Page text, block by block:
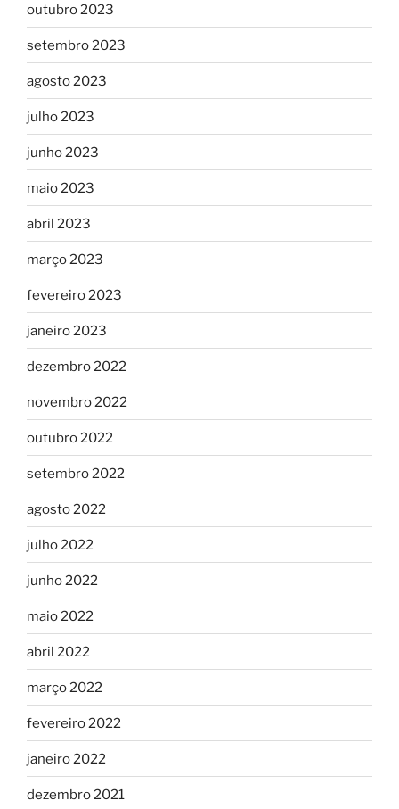
outubro 2023
setembro 2023
agosto 2023
julho 2023
junho 2023
maio 2023
abril 2023
março 2023
fevereiro 2023
janeiro 2023
dezembro 2022
novembro 2022
outubro 2022
setembro 2022
agosto 2022
julho 2022
junho 2022
maio 2022
abril 2022
março 2022
fevereiro 2022
janeiro 2022
dezembro 2021